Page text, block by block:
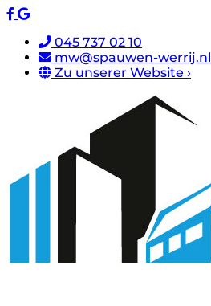
045 737 02 10
mw@spauwen-werrij.nl
Zu unserer Website ›